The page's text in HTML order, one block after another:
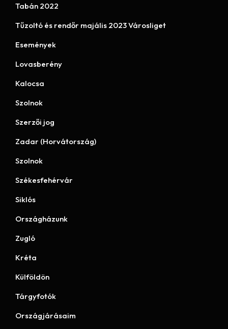
Tabán 2022
Tűzoltó és rendőr majális 2023 Városliget
Események
Lovasberény
Kalocsa
Szolnok
Szerzői jog
Zadar (Horvátország)
Szolnok
Székesfehérvár
Siklós
Országházunk
Zugló
Kréta
Külföldön
Tárgyfotók
Országjárásaim